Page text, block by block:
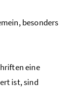
besonders
eine
ist, sind